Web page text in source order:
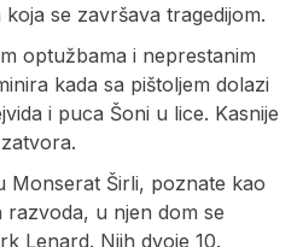
se završava tragedijom.
optužbama i neprestanim
kada sa pištoljem dolazi
i puca Šoni u lice. Kasnije
Monserat Širli, poznate kao
razvoda, u njen dom se
Lenard. Njih dvoje 10.